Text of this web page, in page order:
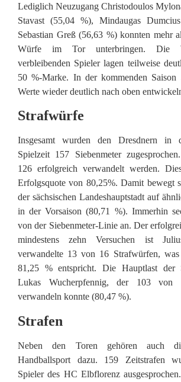
Lediglich Neuzugang Christodoulos
Stavast (55,04 %), Mindaugas
Sebastian Greß (56,63 %) konnten mehr
Würfe im Tor unterbringen. Die
verbleibenden Spieler lagen teilweise
50 %-Marke. In der kommenden Saison
Werte wieder deutlich nach oben
Strafwürfe
Insgesamt wurden den Dresdnern in
Spielzeit 157 Siebenmeter
126 erfolgreich verwandelt werden.
Erfolgsquote von 80,25%. Damit bewegt
der sächsischen Landeshauptstadt auf
in der Vorsaison (80,71 %). Immerhin
von der Siebenmeter-Linie an. Der
mindestens zehn Versuchen ist
verwandelte 13 von 16 Strafwürfen,
81,25 % entspricht. Die Hauptlast der
Lukas Wucherpfennig, der 103 von
verwandeln konnte (80,47 %).
Strafen
Neben den Toren gehören auch
Handballsport dazu. 159 Zeitstrafen
Spieler des HC Elbflorenz